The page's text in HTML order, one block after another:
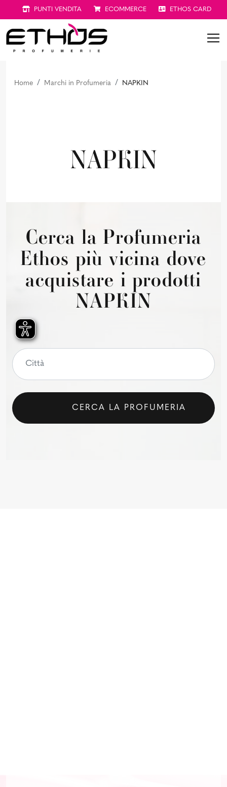
PUNTI VENDITA ECOMMERCE ETHOS CARD
Home Marchi in Profumeria NAPKIN
NAPKIN
Cerca la Profumeria
Ethos più vicina dove
acquistare i prodotti
NAPKIN
CERCA LA PROFUMERIA